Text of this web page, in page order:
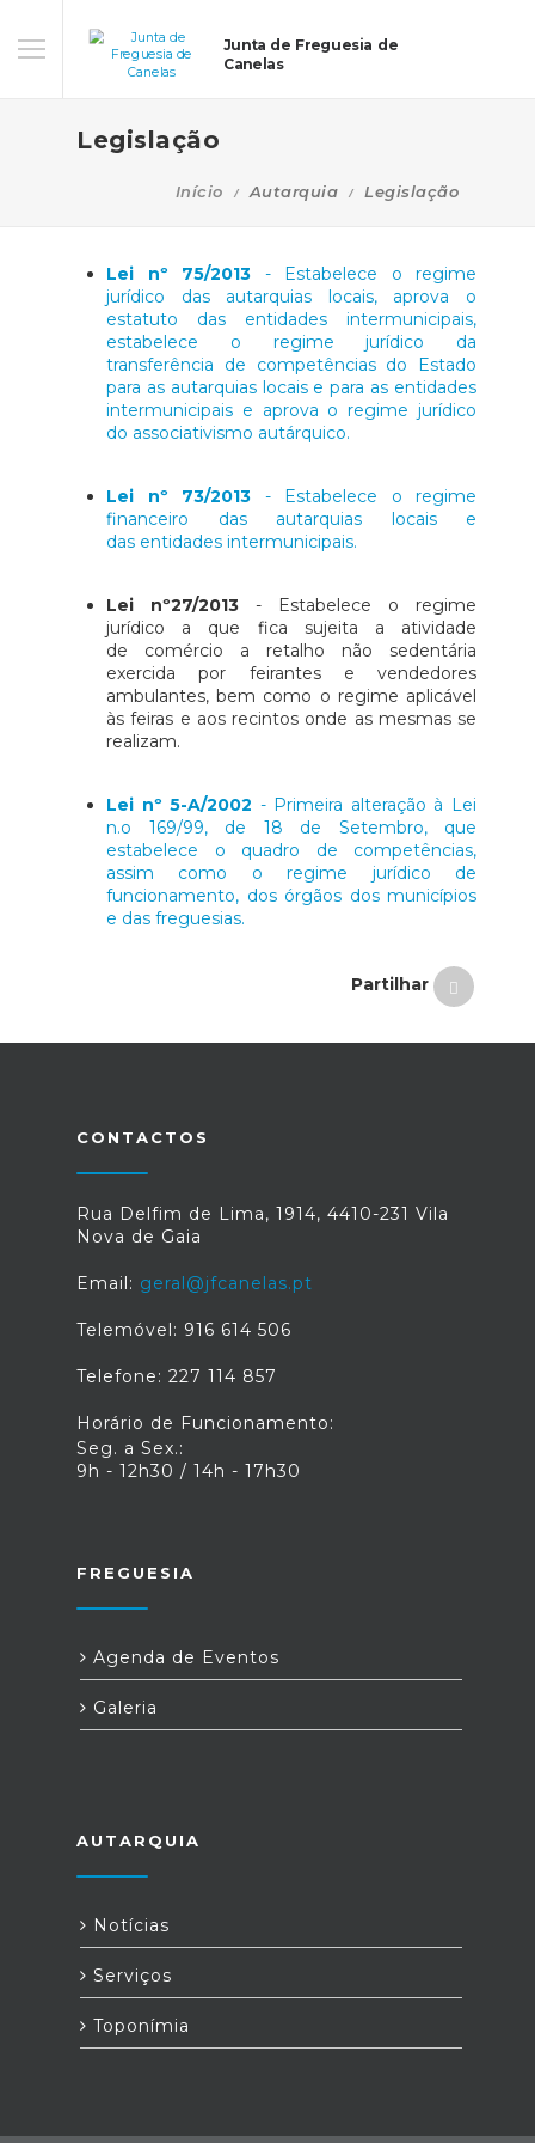
Junta de Freguesia de
Canelas
Legislação
Início Autarquia Legislação
Lei nº 75/2013 - Estabelece o regime
jurídico das autarquias locais, aprova o
estatuto das entidades intermunicipais,
estabelece o regime jurídico da
transferência de competências do Estado
para as autarquias locais e para as entidades
intermunicipais e aprova o regime jurídico
do associativismo autárquico.
Lei nº 73/2013 - Estabelece o regime
financeiro das autarquias locais e
das entidades intermunicipais.
Lei nº27/2013 - Estabelece o regime
jurídico a que fica sujeita a atividade
de comércio a retalho não sedentária
exercida por feirantes e vendedores
ambulantes, bem como o regime aplicável
às feiras e aos recintos onde as mesmas se
realizam.
Lei nº 5-A/2002 - Primeira alteração à Lei
n.o 169/99, de 18 de Setembro, que
estabelece o quadro de competências,
assim como o regime jurídico de
funcionamento, dos órgãos dos municípios
e das freguesias.
Partilhar
CONTACTOS
Rua Delfim de Lima, 1914, 4410-231 Vila
Nova de Gaia
Email: geral@jfcanelas.pt
Telemóvel: 916 614 506
Telefone: 227 114 857
Horário de Funcionamento:
Seg. a Sex.:
9h - 12h30 / 14h - 17h30
FREGUESIA
Agenda de Eventos
Galeria
AUTARQUIA
Notícias
Serviços
Toponímia